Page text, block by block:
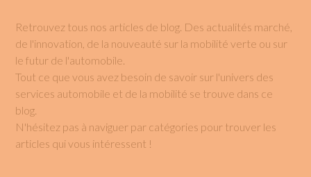
Retrouvez tous nos articles de blog. Des actualités marché,
de l'innovation, de la nouveauté sur la mobilité verte ou sur
le futur de l'automobile.
Tout ce que vous avez besoin de savoir sur l'univers des
services automobile et de la mobilité se trouve dans ce
blog.
N'hésitez pas à naviguer par catégories pour trouver les
articles qui vous intéressent !